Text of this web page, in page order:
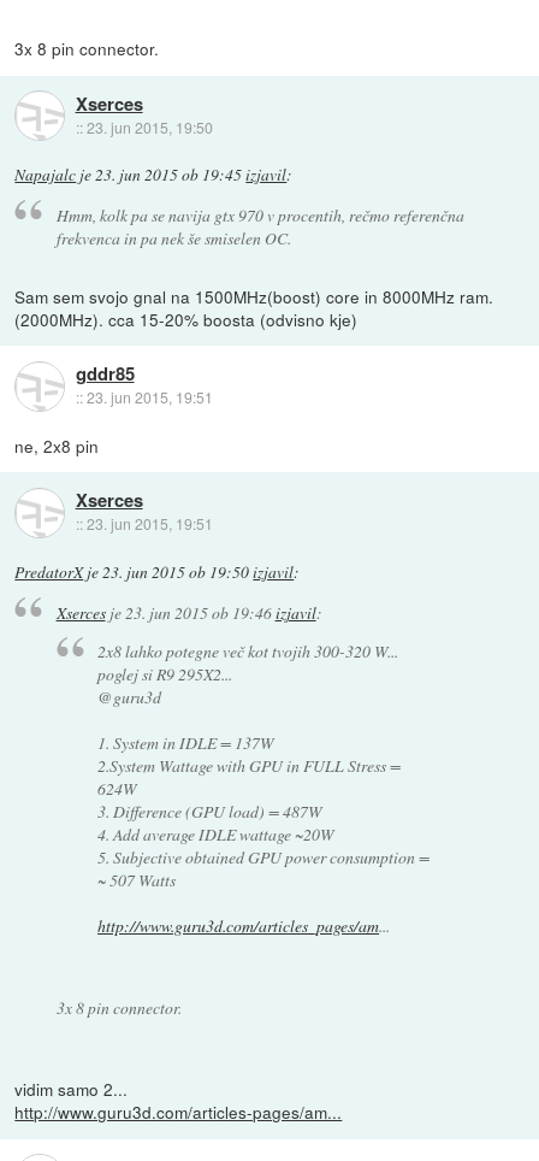
3x 8 pin connector.
Xserces
::23. jun 2015, 19:50
Napajalc je23. jun 2015 ob 19:45izjavil:
Hmm, kolk pa se navija gtx 970 v procentih, rečmo referenčna
frekvenca in pa nek še smiselen OC.
Sam sem svojo gnal na 1500MHz(boost) core in 8000MHz ram.
(2000MHz). cca 15-20% boosta (odvisno kje)
gddr85
::23. jun 2015, 19:51
ne, 2x8 pin
Xserces
::23. jun 2015, 19:51
PredatorXje23. jun 2015 ob 19:50izjavil:
Xsercesje 23. jun 2015 ob 19:46izjavil:
2x8 lahko potegne več kot tvojih 300-320 W...
poglej si R9 295X2...
@guru3d
1. System in IDLE = 137W
2.System Wattage with GPU in FULL Stress =
624W
3. Difference (GPU load) = 487W
4. Add average IDLE wattage ~20W
5. Subjective obtained GPU power consumption =
~ 507 Watts
http://www.guru3d.com/articles_pages/am...
3x 8 pin connector.
vidim samo 2...
http://www.guru3d.com/articles-pages/am...